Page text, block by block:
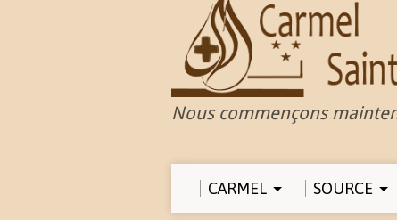
Nous commençons
CARMEL SOURCE